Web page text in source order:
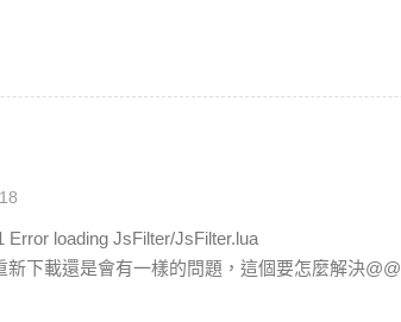
Error loading JsFilter/JsFilter.lua
新下載還是會有一樣的問題，這個要怎麼解決@@